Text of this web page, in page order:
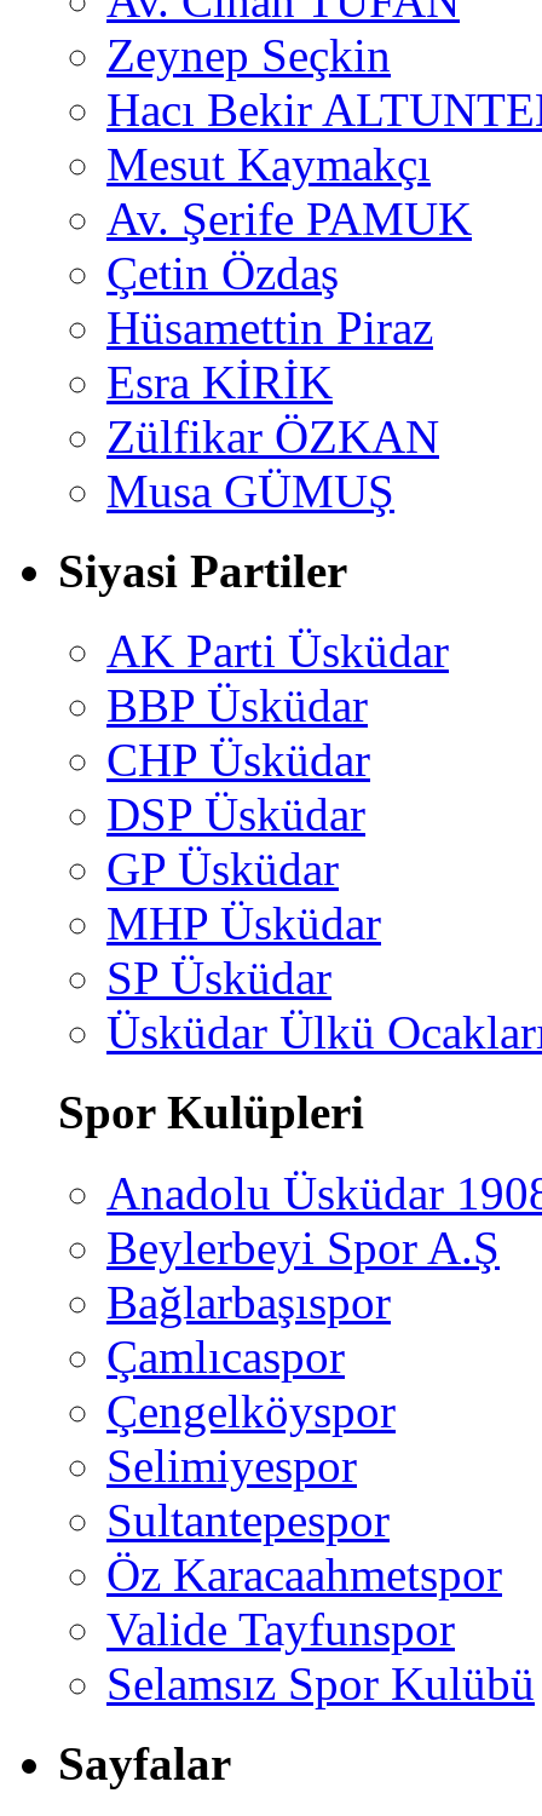
Zeynep Seçkin
Hacı Bekir
Mesut Kaymakçı
Av. Şerife PAMUK
Çetin Özdaş
Hüsamettin Piraz
Esra KİRİK
Zülfikar ÖZKAN
Musa GÜMUŞ
Siyasi Partiler
AK Parti Üsküdar
BBP Üsküdar
CHP Üsküdar
DSP Üsküdar
GP Üsküdar
MHP Üsküdar
SP Üsküdar
Üsküdar Ülkü
Spor Kulüpleri
Anadolu Üsküdar
Beylerbeyi Spor A.Ş
Bağlarbaşıspor
Çamlıcaspor
Çengelköyspor
Selimiyespor
Sultantepespor
Öz Karacaahmetspor
Valide Tayfunspor
Selamsız Spor Kulübü
Sayfalar